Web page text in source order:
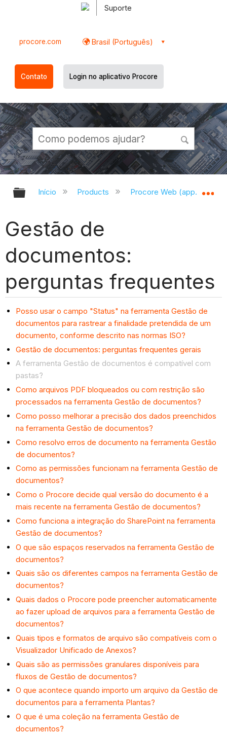
Suporte
procore.com Brasil (Português)
Contato Login no aplicativo Procore
Expandir/recolher hierarquia
Início Products Procore Web
Gestão de
documentos:
perguntas frequentes
Posso usar o campo "Status" na ferramenta Gestão de
documentos para rastrear a finalidade pretendida de um
documento, conforme descrito nas normas ISO?
Gestão de documentos: perguntas frequentes gerais
A ferramenta Gestão de documentos é compatível com
pastas?
Como arquivos PDF bloqueados ou com restrição são
processados na ferramenta Gestão de documentos?
Como posso melhorar a precisão dos dados preenchidos
na ferramenta Gestão de documentos?
Como resolvo erros de documento na ferramenta Gestão
de documentos?
Como as permissões funcionam na ferramenta Gestão de
documentos?
Como o Procore decide qual versão do documento é a
mais recente na ferramenta Gestão de documentos?
Como funciona a integração do SharePoint na ferramenta
Gestão de documentos?
O que são espaços reservados na ferramenta Gestão de
documentos?
Quais são os diferentes campos na ferramenta Gestão de
documentos?
Quais dados o Procore pode preencher automaticamente
ao fazer upload de arquivos para a ferramenta Gestão de
documentos?
Quais tipos e formatos de arquivo são compatíveis com o
Visualizador Unificado de Anexos?
Quais são as permissões granulares disponíveis para
fluxos de Gestão de documentos?
O que acontece quando importo um arquivo da Gestão de
documentos para a ferramenta Plantas?
O que é uma coleção na ferramenta Gestão de
documentos?